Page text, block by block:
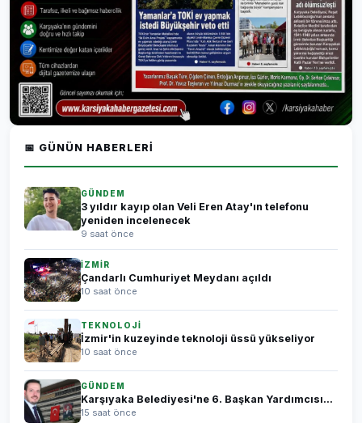
📅 GÜNÜN HABERLERI
GÜNDEM
3 yıldır kayıp olan Veli Eren Atay'ın telefonu
yeniden incelenecek
9 saat önce
İZMİR
Çandarlı Cumhuriyet Meydanı açıldı
10 saat önce
TEKNOLOJİ
İzmir'in kuzeyinde teknoloji üssü yükseliyor
10 saat önce
GÜNDEM
Karşıyaka Belediyesi'ne 6. Başkan Yardımcısı...
15 saat önce